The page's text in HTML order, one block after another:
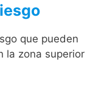
que pueden
la zona superior